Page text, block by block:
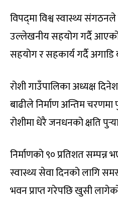
विपद्‍मा विश्व स्वास्थ्य संगठनले
उल्लेखनीय सहयोग गर्दै आएको
सहयोग र सहकार्य गर्दै
रोशी गाउँपालिका अध्यक्ष
बाढीले निर्माण अन्तिम
रोशीमा धेरै जनधनको क्षति
निर्माणको ९० प्रतिशत
स्वास्थ्य सेवा दिनको लागि
भवन प्राप्त गरेपछि खुसी